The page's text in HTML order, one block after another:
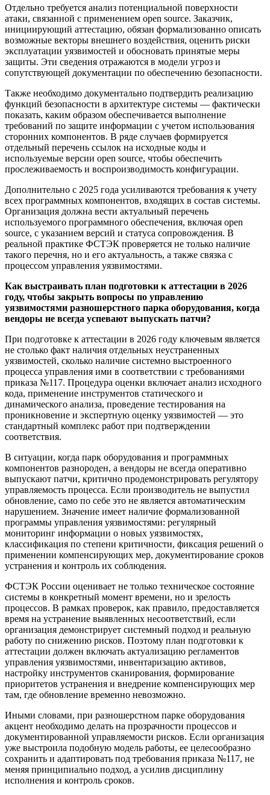
Отдельно требуется анализ потенциальной поверхности
атаки, связанной с применением open source. Заказчик,
инициирующий аттестацию, обязан формализованно описать
возможные векторы внешнего воздействия, оценить риски
эксплуатации уязвимостей и обосновать принятые меры
защиты. Эти сведения отражаются в модели угроз и
сопутствующей документации по обеспечению безопасности.
Также необходимо документально подтвердить реализацию
функций безопасности в архитектуре системы — фактически
показать, каким образом обеспечивается выполнение
требований по защите информации с учетом использования
сторонних компонентов. В ряде случаев формируется
отдельный перечень ссылок на исходные коды и
используемые версии open source, чтобы обеспечить
прослеживаемость и воспроизводимость конфигурации.
Дополнительно с 2025 года усиливаются требования к учету
всех программных компонентов, входящих в состав системы.
Организация должна вести актуальный перечень
используемого программного обеспечения, включая open
source, с указанием версий и статуса сопровождения. В
реальной практике ФСТЭК проверяется не только наличие
такого перечня, но и его актуальность, а также связка с
процессом управления уязвимостями.
Как выстраивать план подготовки к аттестации в 2026
году, чтобы закрыть вопросы по управлению
уязвимостями разношерстного парка оборудования, когда
вендоры не всегда успевают выпускать патчи?
При подготовке к аттестации в 2026 году ключевым является
не столько факт наличия отдельных неустраненных
уязвимостей, сколько наличие системно выстроенного
процесса управления ими в соответствии с требованиями
приказа №117. Процедура оценки включает анализ исходного
кода, применение инструментов статического и
динамического анализа, проведение тестирования на
проникновение и экспертную оценку уязвимостей — это
стандартный комплекс работ при подтверждении
соответствия.
В ситуации, когда парк оборудования и программных
компонентов разнороден, а вендоры не всегда оперативно
выпускают патчи, критично продемонстрировать регулятору
управляемость процесса. Если производитель не выпустил
обновление, само по себе это не является автоматическим
нарушением. Значение имеет наличие формализованной
программы управления уязвимостями: регулярный
мониторинг информации о новых уязвимостях,
классификация по степени критичности, фиксация решений о
применении компенсирующих мер, документирование сроков
устранения и контроль их соблюдения.
ФСТЭК России оценивает не только техническое состояние
системы в конкретный момент времени, но и зрелость
процессов. В рамках проверок, как правило, предоставляется
время на устранение выявленных несоответствий, если
организация демонстрирует системный подход и реальную
работу по снижению рисков. Поэтому план подготовки к
аттестации должен включать актуализацию регламентов
управления уязвимостями, инвентаризацию активов,
настройку инструментов сканирования, формирование
приоритетов устранения и внедрение компенсирующих мер
там, где обновление временно невозможно.
Иными словами, при разношерстном парке оборудования
акцент необходимо делать на прозрачности процессов и
документированной управляемости рисков. Если организация
уже выстроила подобную модель работы, ее целесообразно
сохранить и адаптировать под требования приказа №117, не
меняя принципиально подход, а усилив дисциплину
исполнения и контроль сроков.